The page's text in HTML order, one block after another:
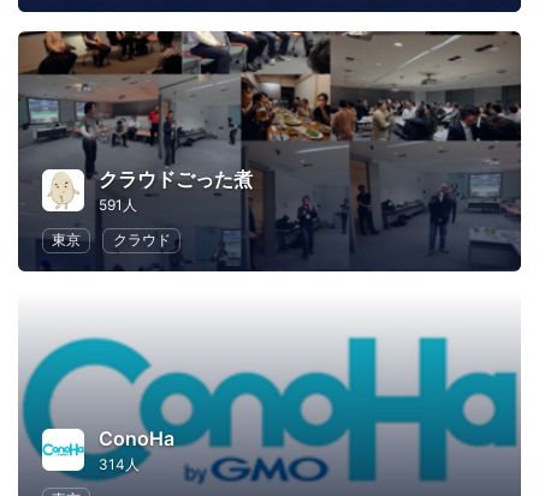
クラウドごった煮
591人
東京
クラウド
ConoHa
314人